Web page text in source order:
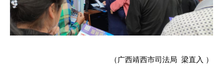
（广西靖西市司法局 梁直入 ）